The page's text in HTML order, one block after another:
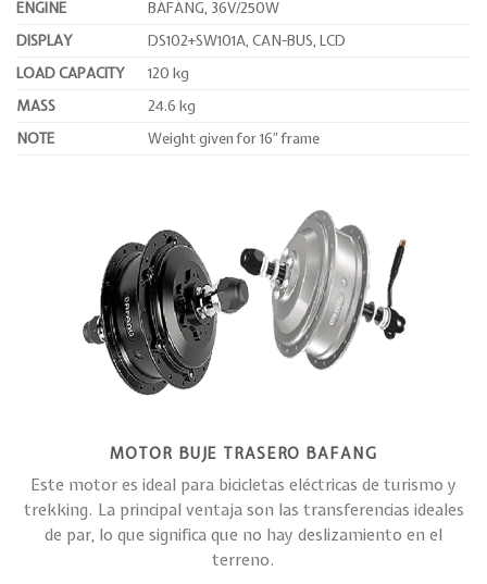
ENGINE
BAFANG, 36V/250W
DISPLAY
DS102+SW101A, CAN-BUS, LCD
LOAD CAPACITY
120 kg
MASS
24.6 kg
NOTE
Weight given for 16″ frame
MOTOR BUJE TRASERO BAFANG
Este motor es ideal para bicicletas eléctricas de turismo y
trekking. La principal ventaja son las transferencias ideales
de par, lo que significa que no hay deslizamiento en el
terreno.